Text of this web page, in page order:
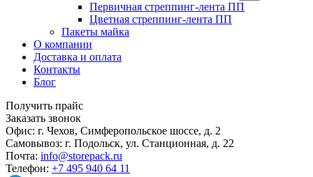
Первичная стреппинг-лента ПП
Цветная стреппинг-лента ПП
Пакеты майка
О компании
Доставка и оплата
Контакты
Блог
Получить прайс
Заказать звонок
Офис: г. Чехов, Симферопольское шоссе, д. 2
Самовывоз: г. Подольск, ул. Станционная, д. 22
Почта: info@storepack.ru
Телефон: +7 495 940 64 11